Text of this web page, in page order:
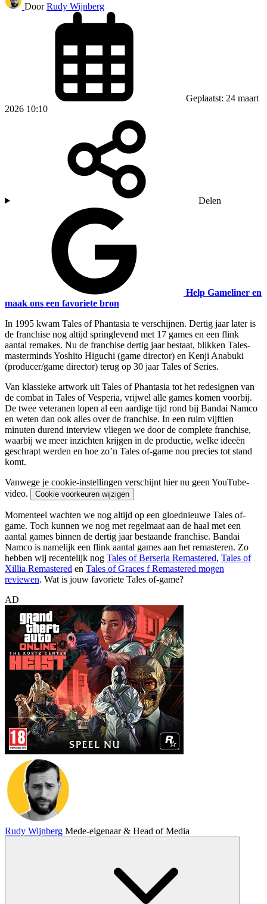
Door Rudy Wijnberg
Geplaatst: 24 maart
2026 10:10
Delen
Help Gameliner en
maak ons een favoriete bron
In 1995 kwam Tales of Phantasia te verschijnen. Dertig jaar later is
de franchise nog altijd springlevend met 17 games en een flink
aantal remakes. Nu de franchise dertig jaar bestaat, blikken Tales-
masterminds Yoshito Higuchi (game director) en Kenji Anabuki
(producer/game director) terug op 30 jaar Tales of Series.
Van klassieke artwork uit Tales of Phantasia tot het redesignen van
de combat in Tales of Vesperia, vrijwel alle games komen voorbij.
De twee veteranen lopen al een aardige tijd rond bij Bandai Namco
en weten dan ook alles over de franchise. In een ruim vijftien
minuten durend interview vliegen we door de complete franchise,
waarbij we meer inzichten krijgen in de productie, welke ideeën
geschrapt werden en hoe zo’n Tales of-game nou precies tot stand
komt.
Vanwege je cookie-instellingen verschijnt hier nu geen YouTube-
video.
Cookie voorkeuren wijzigen
Momenteel wachten we nog altijd op een gloednieuwe Tales of-
game. Toch kunnen we nog met regelmaat aan de haal met een
aantal games binnen de dertig jaar bestaande franchise. Bandai
Namco is namelijk een flink aantal games aan het remasteren. Zo
hebben wij recentelijk nog Tales of Berseria Remastered, Tales of
Xillia Remastered en Tales of Graces f Remastered mogen
reviewen. Wat is jouw favoriete Tales of-game?
AD
Rudy Wijnberg Mede-eigenaar & Head of Media